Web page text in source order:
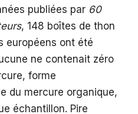
publiées par 60
, 148 boîtes de thon
européens ont été
ne contenait zéro
forme
du mercure organique,
échantillon. Pire